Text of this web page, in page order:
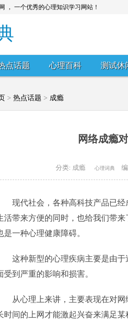
， 一个优秀的心理知识学习网站！
点话题 心理百科 测试休
> 热点话题 > 成瘾
网络成瘾
分类: 成瘾 心理词典
现代社会，各种高科技产品已经
活带来方便的同时，也给我们带
是一种心理健康障碍。
这种新型的心理疾病主要是由于
受到严重的影响和损害。
从心理上来讲，主要表现在对网
时间的上网才能激起兴奋来满足某